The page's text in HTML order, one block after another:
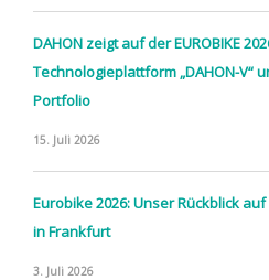
DAHON zeigt auf der EUROBIKE
Technologieplattform „DAHON-V“
Portfolio
15. Juli 2026
Eurobike 2026: Unser Rückblick
in Frankfurt
3. Juli 2026